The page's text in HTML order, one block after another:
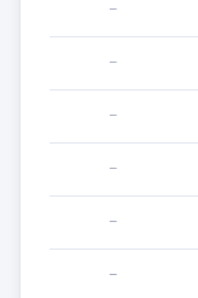
—
—
—
—
—
—